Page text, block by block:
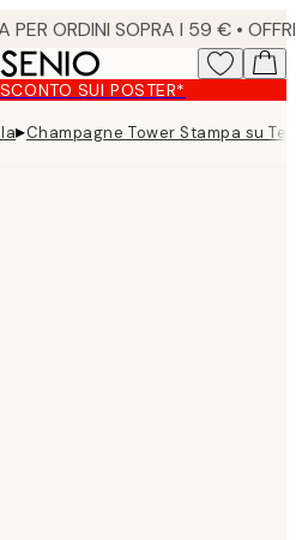
SUI POSTER*
▸Champagne Tower Stampa su